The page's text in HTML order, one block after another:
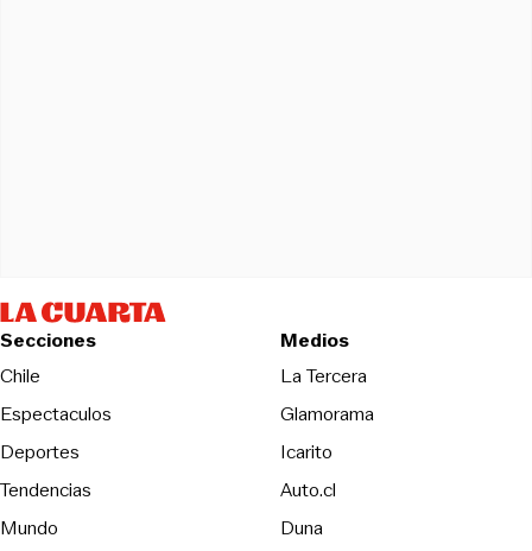
Secciones
Chile
Espectaculos
Deportes
Tendencias
Mundo
Medios
La TerceraOpens in new
Glamorama
Icarito
Auto.cl
DunaOpens in new window